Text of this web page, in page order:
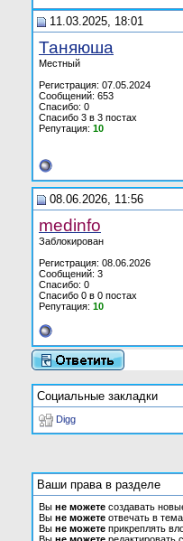
11.03.2025, 18:01
Таняюша
Местный
Регистрация: 07.05.2024
Сообщений: 653
Спасибо: 0
Спасибо 3 в 3 постах
Репутация: 10
08.06.2026, 11:56
medinfo
Заблокирован
Регистрация: 08.06.2026
Сообщений: 3
Спасибо: 0
Спасибо 0 в 0 постах
Репутация: 10
Социальные закладки
Digg
Ваши права в разделе
Вы не можете создавать
Вы не можете отвечать в
Вы не можете прикреплять